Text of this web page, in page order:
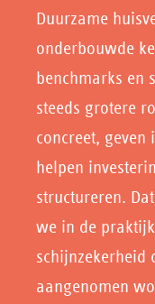
Duurzame
onderbouwde
benchmarks en
steeds grotere
concreet, geven
helpen
structureren.
we in de
schijnzekerheid
aangenomen